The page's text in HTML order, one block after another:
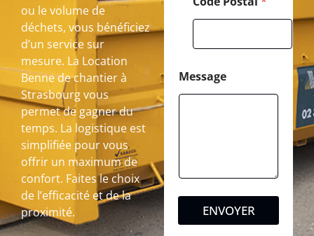
ou le volume de
déchets, vous bénéficiez
d’un service sur
mesure. La Location
Benne de chantier à
Strasbourg vous
permet de gagner du
temps. La logistique est
simplifiée pour vous
offrir un maximum de
confort. Faites le choix
de l’efficacité et de la
proximité.
Message
ENVOYER